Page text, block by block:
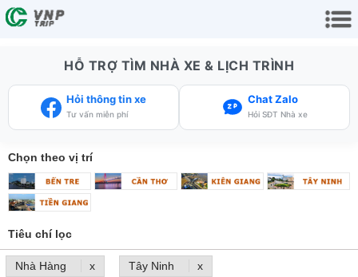
HỖ TRỢ TÌM NHÀ XE & LỊCH TRÌNH
Hỏi thông tin xe
Tư vấn miễn phí
Chat Zalo
Hỏi SĐT Nhà xe
Chọn theo vị trí
Tiêu chí lọc
Nhà Hàng Tây Ninh